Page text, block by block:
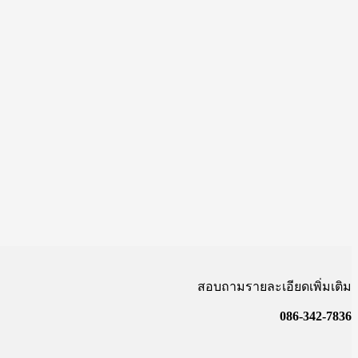
สอบถามรายละเอียดเพิ่มเติม
086-342-7836